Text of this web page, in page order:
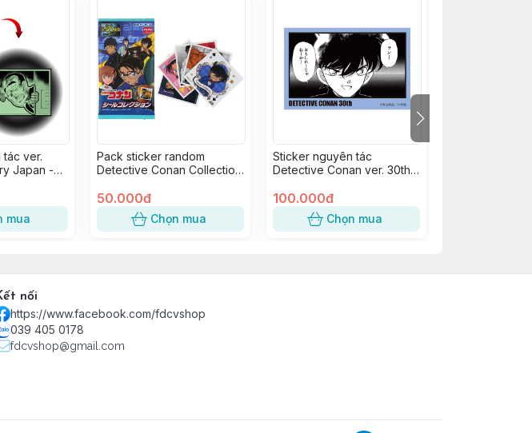
ver.
Japan -
mua
Pack sticker random
Detective Conan Collection
50.000đ
Chọn mua
Sticker nguyên tác
Detective Conan ver. 30th
Shinichi
100.000đ
Chọn mua
nối
https://www.facebook.com/fdcvshop
039 405 0178
fdcvshop@gmail.com